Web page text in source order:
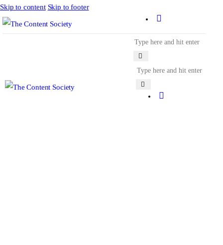
Skip to content Skip to footer